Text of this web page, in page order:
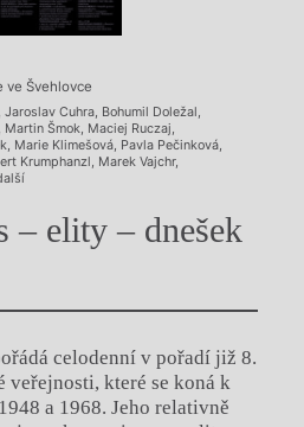
ve Švehlovce
Jaroslav Cuhra, Bohumil Doležal ,
Martin Šmok, Maciej Ruczaj,
, Marie Klimešová, Pavla Pečinková,
Krumphanzl , Marek Vajchr,
– elity – dnešek
celodenní v pořadí již 8.
veřejnosti, které se koná k
a 1968. Jeho relativně